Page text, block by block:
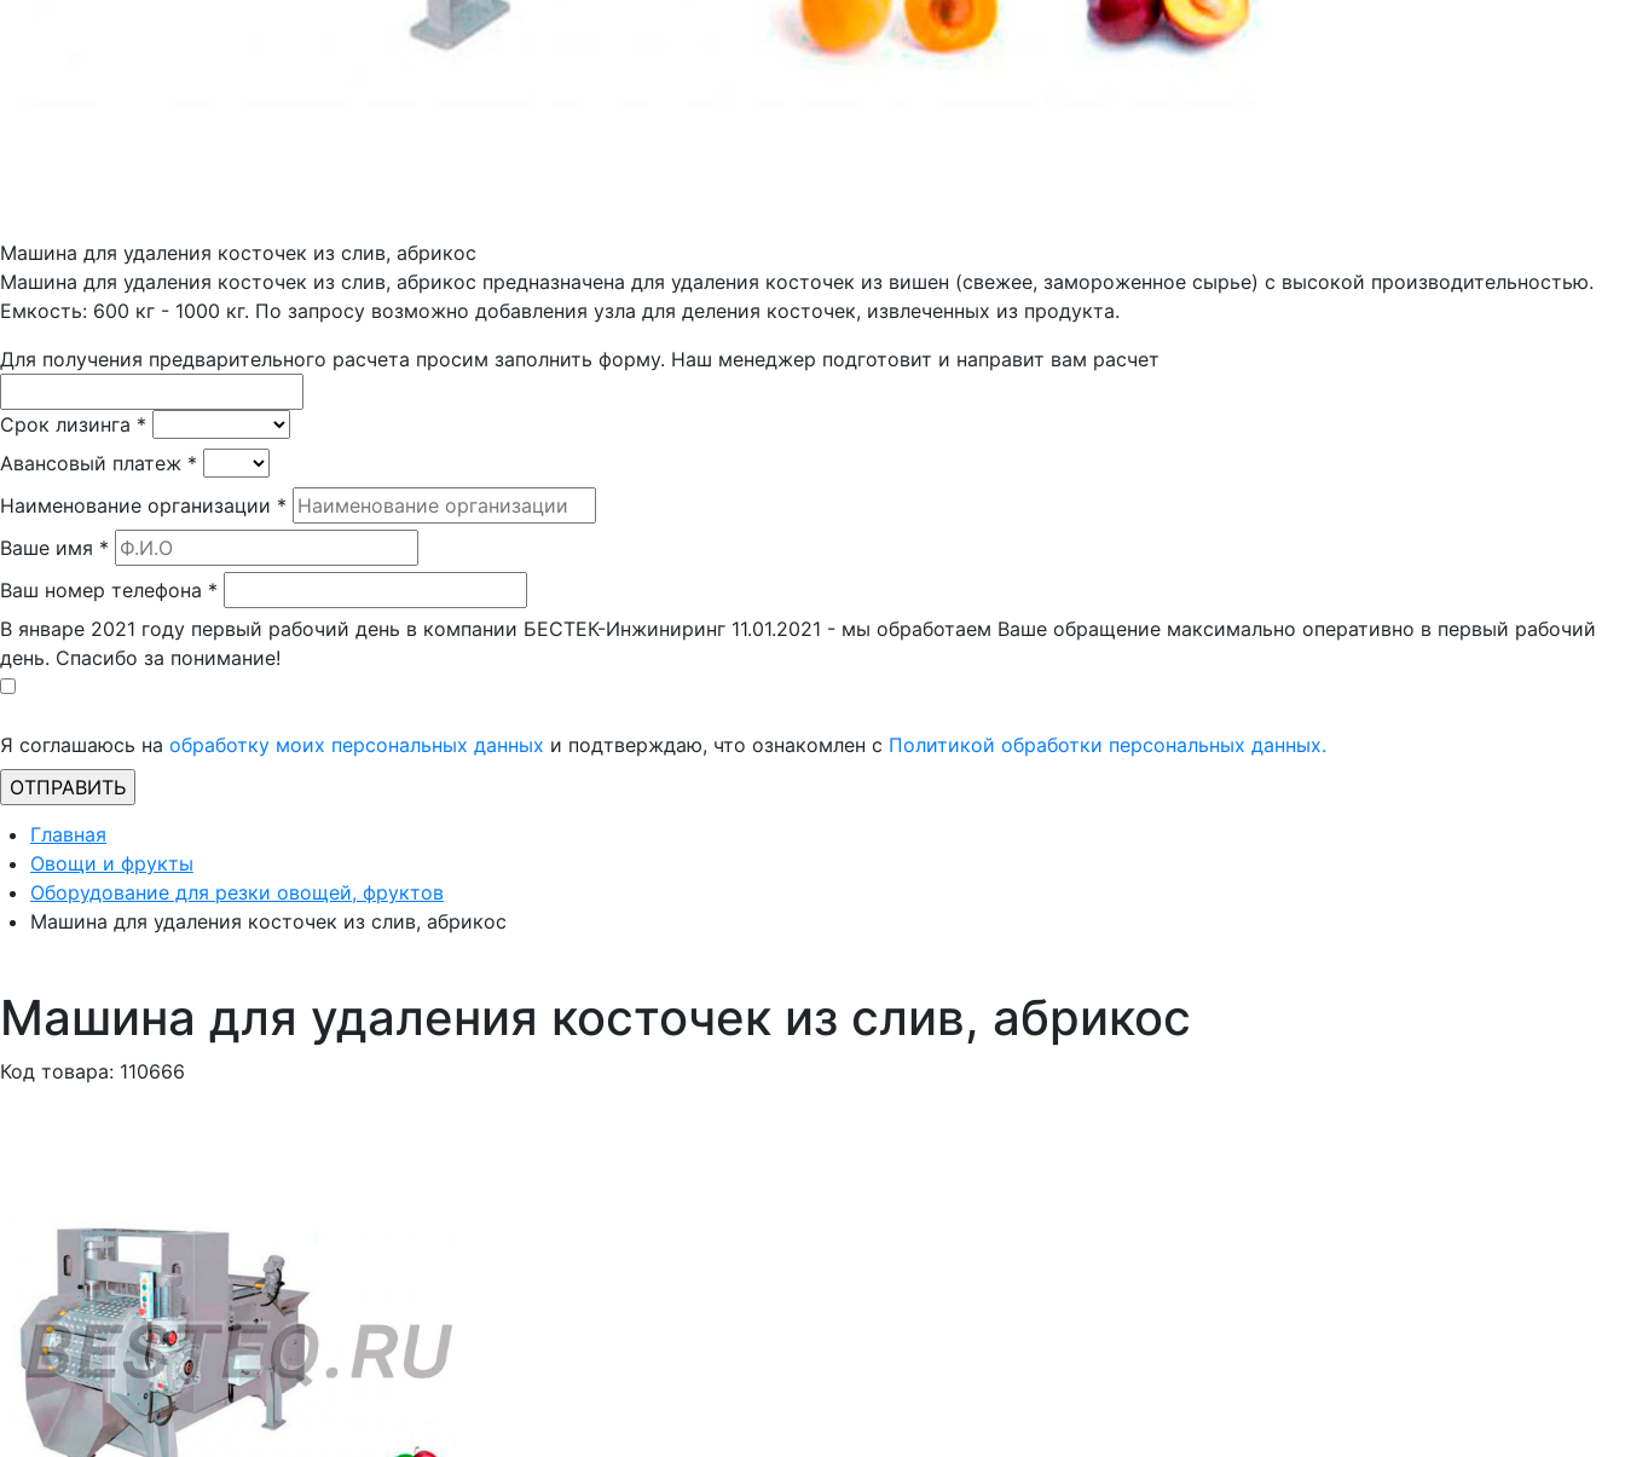
Машина для удаления косточек из слив, абрикос
Машина для удаления косточек из слив, абрикос предназначена для удаления косточек из вишен (свежее, замороженное сырье) с высокой производительностью.
Емкость: 600 кг - 1000 кг. По запросу возможно добавления узла для деления косточек, извлеченных из продукта.
Для получения предварительного расчета просим заполнить форму. Наш менеджер подготовит и направит вам расчет
Срок лизинга *
Авансовый платеж *
Наименование организации *
Ваше имя *
Ваш номер телефона *
В январе 2021 году первый рабочий день в компании БЕСТЕК-Инжиниринг 11.01.2021 - мы обработаем Ваше обращение максимально оперативно в первый рабочий
день. Спасибо за понимание!
Я соглашаюсь на обработку моих персональных данных и подтверждаю, что ознакомлен с Политикой обработки персональных данных.
Главная
Овощи и фрукты
Оборудование для резки овощей, фруктов
Машина для удаления косточек из слив, абрикос
Машина для удаления косточек из слив, абрикос
Код товара: 110666